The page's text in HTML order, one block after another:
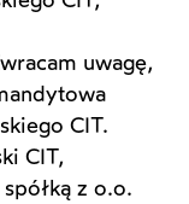
uwagę,
CIT.
CIT,
z o.o.